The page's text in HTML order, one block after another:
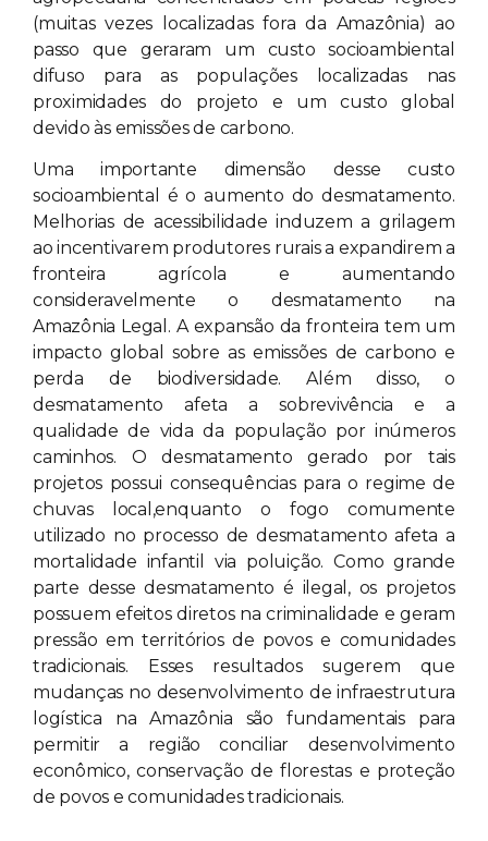
(muitas vezes localizadas fora da Amazônia) ao
passo que geraram um custo socioambiental
difuso para as populações localizadas nas
proximidades do projeto e um custo global
devido às emissões de carbono.
Uma importante dimensão desse custo
socioambiental é o aumento do desmatamento.
Melhorias de acessibilidade induzem a grilagem
ao incentivarem produtores rurais a expandirem a
fronteira agrícola e aumentando
consideravelmente o desmatamento na
Amazônia Legal. A expansão da fronteira tem um
impacto global sobre as emissões de carbono e
perda de biodiversidade. Além disso, o
desmatamento afeta a sobrevivência e a
qualidade de vida da população por inúmeros
caminhos. O desmatamento gerado por tais
projetos possui consequências para o regime de
chuvas local,enquanto o fogo comumente
utilizado no processo de desmatamento afeta a
mortalidade infantil via poluição. Como grande
parte desse desmatamento é ilegal, os projetos
possuem efeitos diretos na criminalidade e geram
pressão em territórios de povos e comunidades
tradicionais. Esses resultados sugerem que
mudanças no desenvolvimento de infraestrutura
logística na Amazônia são fundamentais para
permitir a região conciliar desenvolvimento
econômico, conservação de florestas e proteção
de povos e comunidades tradicionais.